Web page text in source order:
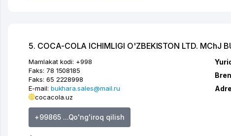
5. COCA-COLA ICHIMLIGI O'ZBEKISTON LTD. MChJ
Mamlakat kodi: +998
Faks: 78 1508185
Faks: 65 2228998
E-mail: bukhara.sales@mail.ru
cocacola.uz
+99865 ...Qo'ng'iroq qilish